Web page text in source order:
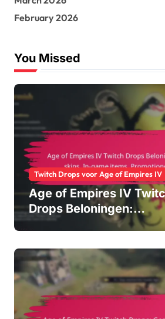
February 2026
You Missed
Twitch Drops voor Age of Empires IV
Age of Empires IV
Drops Beloningen:
Exclusieve skins, In-